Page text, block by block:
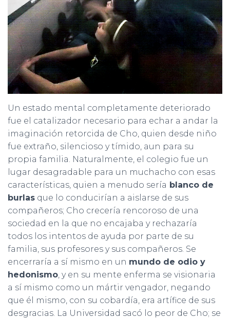
Un estado mental completamente deteriorado
fue el catalizador necesario para echar a andar la
imaginación retorcida de Cho, quien desde niño
fue extraño, silencioso y tímido, aun para su
propia familia. Naturalmente, el colegio fue un
lugar desagradable para un muchacho con esas
características, quien a menudo sería blanco de
burlas que lo conducirían a aislarse de sus
compañeros; Cho crecería rencoroso de una
sociedad en la que no encajaba y rechazaría
todos los intentos de ayuda por parte de su
familia, sus profesores y sus compañeros. Se
encerraría a sí mismo en un mundo de odio y
hedonismo, y en su mente enferma se visionaria
a sí mismo como un mártir vengador, negando
que él mismo, con su cobardía, era artífice de sus
desgracias. La Universidad sacó lo peor de Cho; se